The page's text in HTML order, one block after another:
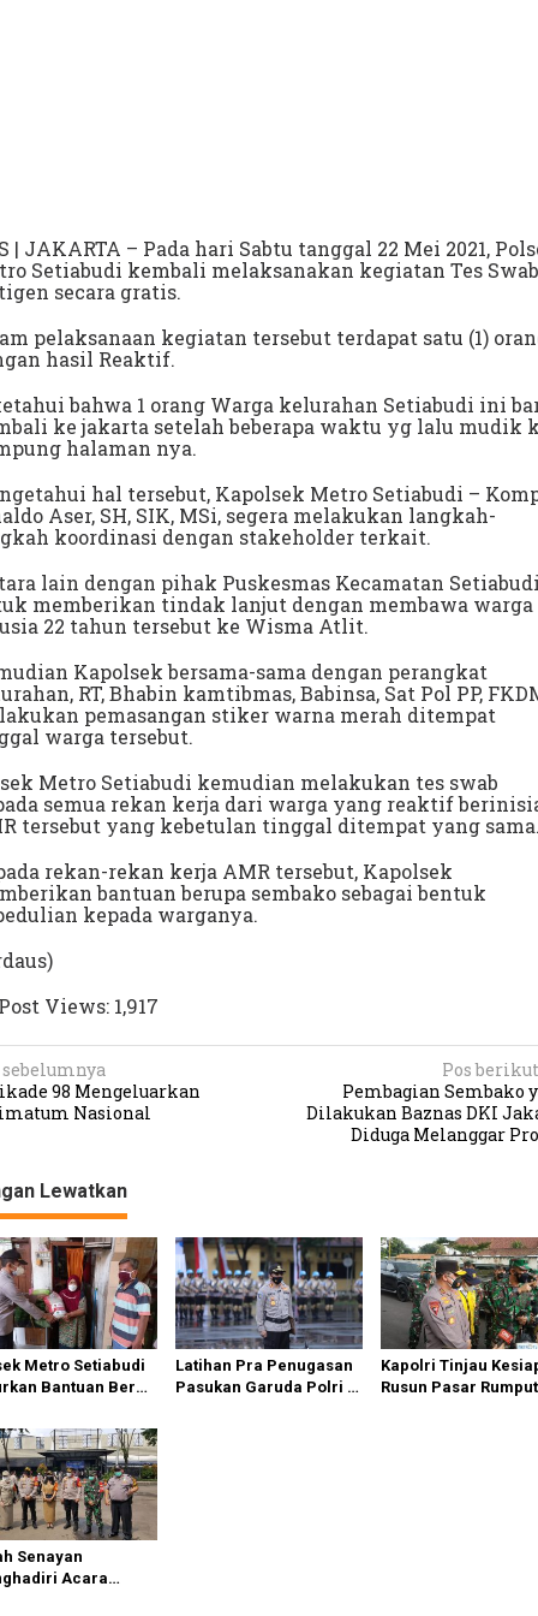
| JAKARTA – Pada hari Sabtu tanggal 22 Mei 2021,
Setiabudi kembali melaksanakan kegiatan Tes Swab
secara gratis.
pelaksanaan kegiatan tersebut terdapat satu (1)
hasil Reaktif.
bahwa 1 orang Warga kelurahan Setiabudi ini
ke jakarta setelah beberapa waktu yg lalu mudik
halaman nya.
hal tersebut, Kapolsek Metro Setiabudi –
Aser, SH, SIK, MSi, segera melakukan langkah-
koordinasi dengan stakeholder terkait.
lain dengan pihak Puskesmas Kecamatan Setiabudi
memberikan tindak lanjut dengan membawa warga
22 tahun tersebut ke Wisma Atlit.
Kapolsek bersama-sama dengan perangkat
RT, Bhabin kamtibmas, Babinsa, Sat Pol PP,
pemasangan stiker warna merah ditempat
warga tersebut.
Metro Setiabudi kemudian melakukan tes swab
semua rekan kerja dari warga yang reaktif
tersebut yang kebetulan tinggal ditempat yang sama.
rekan-rekan kerja AMR tersebut, Kapolsek
bantuan berupa sembako sebagai bentuk
kepada warganya.
Post Views: 1,917
sebelumnya
98 Mengeluarkan
Nasional
Pos
Pembagian Sembako
Dilakukan Baznas DKI
Diduga Melanggar
Lewatkan
Metro Setiabudi
Bantuan Beras
Untuk Warga Yang
Mampu
Latihan Pra Penugasan
Pasukan Garuda Polri di
Kapolri Tinjau
Rusun Pasar Rumput
Senayan
Acara